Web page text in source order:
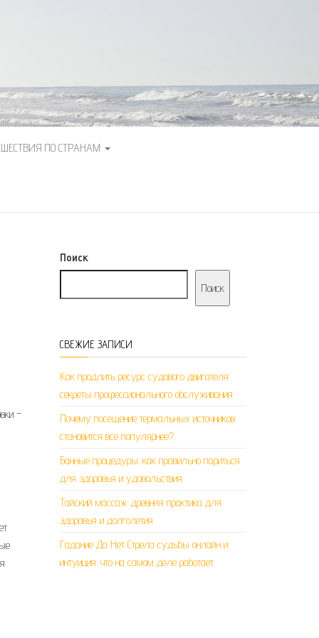
ПО СТРАНАМ
–
Поиск
Поиск
СВЕЖИЕ ЗАПИСИ
Как продлить ресурс судового двигателя:
секреты профессионального обслуживания
Почему посещение термальных источников
становится все популярнее?
Банные процедуры: как правильно париться
для здоровья и удовольствия
Тайский массаж: древняя практика для
здоровья и долголетия
Гадание Да Нет Стрела судьбы онлайн и
интуиция: что на самом деле работает